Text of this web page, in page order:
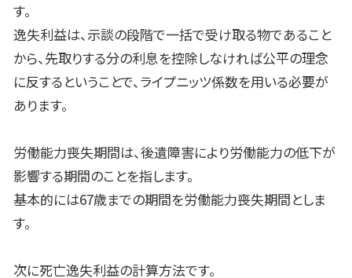
す。
逸失利益は、示談の段階で一括で受け取る物であること
から、先取りする分の利息を控除しなければ公平の理念
に反するということで、ライプニッツ係数を用いる必要が
あります。
労働能力喪失期間は、後遺障害により労働能力の低下が
影響する期間のことを指します。
基本的には67歳までの期間を労働能力喪失期間としま
す。
次に死亡逸失利益の計算方法です。